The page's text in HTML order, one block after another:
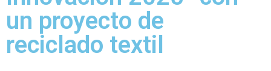
un proyecto de
reciclado textil